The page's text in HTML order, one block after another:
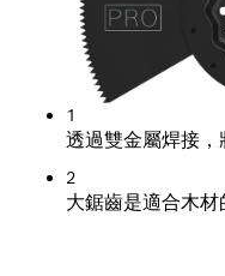
1
透過雙金屬焊接
2
大鋸齒是適合木